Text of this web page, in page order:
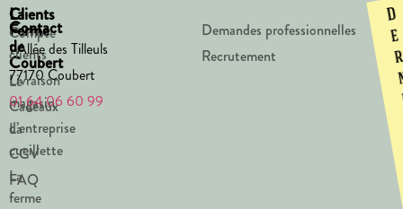
La
Ferme
de
Coubert
Le
magasin
La
cueillette
La
ferme
Clients
Compte
clients
Livraison
Cadeaux
d’entreprise
CGV
FAQ
Contact
1 Allée des Tilleuls
77170 Coubert
01 64 06 60 99
Demandes professionnelles
Recrutement
D
e